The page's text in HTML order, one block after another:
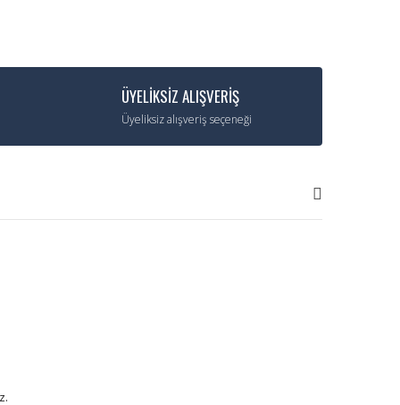
ÜYELİKSİZ ALIŞVERİŞ
Üyeliksiz alışveriş seçeneği